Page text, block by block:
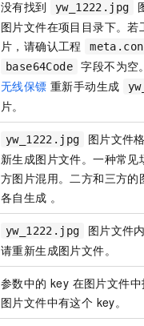
没有找到 yw_1222.jpg
图片文件在项目目录下。若
片，请确认工程
base64Code
字段不为空
无线保镖 重新手动生成
片。
yw_1222.jpg
图片文件
新生成图片文件。一种常见
方图片混用。二方和三方的
各自生成 。
yw_1222.jpg
图片文件
请重新生成图片文件。
参数中的 key 在图片文件
图片文件中有这个 key。